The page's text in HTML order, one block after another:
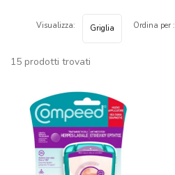
15 prodotti trovati
Visualizza: Ordina per :